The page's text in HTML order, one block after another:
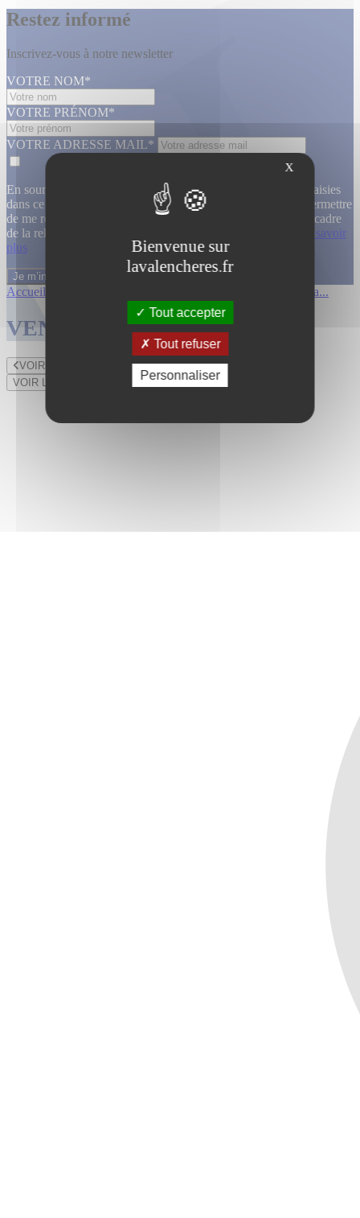
Restez informé
Inscrivez-vous à notre newsletter
VOTRE NOM*
VOTRE PRÉNOM*
VOTRE ADRESSE MAIL*
En soumettant ce formulaire, j’accepte que les informations saisies
dans ce formulaire soient utilisées, exploitées, traitées pour permettre
de me recontacter, pour m’envoyer des informations, dans le cadre
de la relation commerciale qui découle de cette demande.
En savoir
plus
Accueil Affiches cinema...
VENTES TERMINÉES
VOIR LE LOT PRÉCÉDENT
VOIR LE LOT SUIVANT
X
Bienvenue sur
lavalencheres.fr
Tout accepter
Tout refuser
Personnaliser